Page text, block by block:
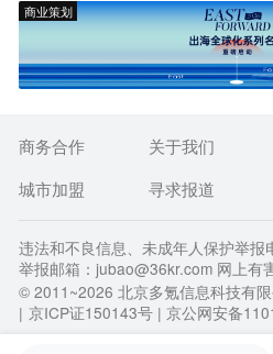
商业策划
商务合作 关于我们
城市加盟
寻求报道
违法和不良信息、未成年人保护举
举报邮箱：jubao@36kr.com 网上有
© 2011~2026 北京多氪信息科技有
| 京ICP证150143号 | 京公网安备